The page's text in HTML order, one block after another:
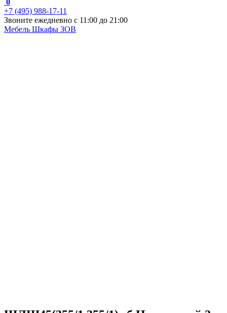
0
+7 (495) 988-17-11
Звоните ежедневно с 11:00 до 21:00
Мебель Шкафы ЗОВ